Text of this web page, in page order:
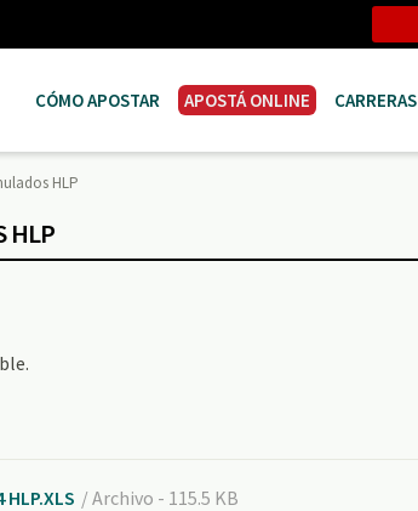
CÓMO APOSTAR APOSTÁ ONLINE CARRERAS
HLP
HLP
/ Archivo - 115.5 KB